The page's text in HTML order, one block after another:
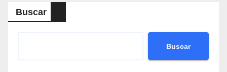
Buscar
Buscar